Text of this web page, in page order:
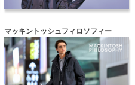
マッキントッシュフィロソフィー